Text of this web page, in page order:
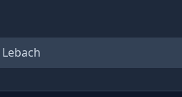
Lebach